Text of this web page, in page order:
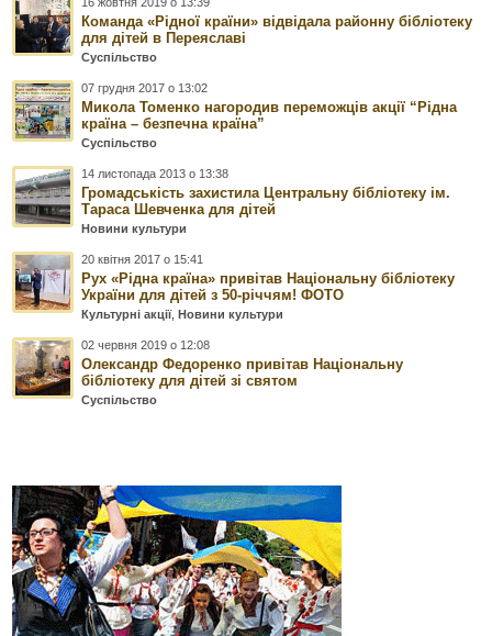
Команда «Рідної країни» відвідала районну бібліотеку
для дітей в Переяславі
Суспільство
07 грудня 2017 о 13:02
Микола Томенко нагородив переможців акції “Рідна
країна – безпечна країна”
Суспільство
14 листопада 2013 о 13:38
Громадськість захистила Центральну бібліотеку ім.
Тараса Шевченка для дітей
Новини культури
20 квітня 2017 о 15:41
Рух «Рідна країна» привітав Національну бібліотеку
України для дітей з 50-річчям! ФОТО
Культурні акції, Новини культури
02 червня 2019 о 12:08
Олександр Федоренко привітав Національну
бібліотеку для дітей зі святом
Суспільство